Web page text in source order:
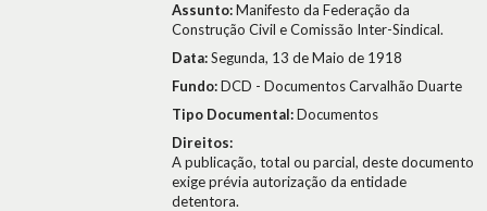
Assunto:Manifesto da Federação da
Construção Civil e Comissão Inter-Sindical.
Data:Segunda, 13 de Maio de 1918
Fundo:DCD - Documentos Carvalhão Duarte
Tipo Documental:Documentos
Direitos:
A publicação, total ou parcial, deste documento
exige prévia autorização da entidade
detentora.